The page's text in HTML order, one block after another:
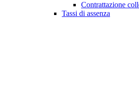
Contrattazione
Tassi di assenza